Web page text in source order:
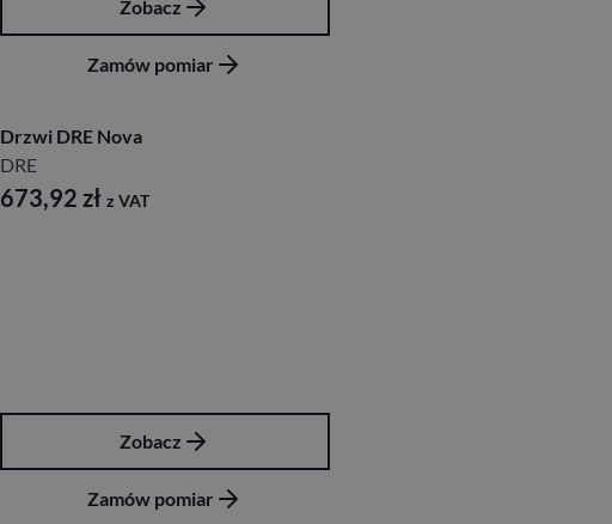
Zobacz
Zamów pomiar
Drzwi DRE Nova
DRE
673,92 zł z VAT
Zobacz
Zamów pomiar